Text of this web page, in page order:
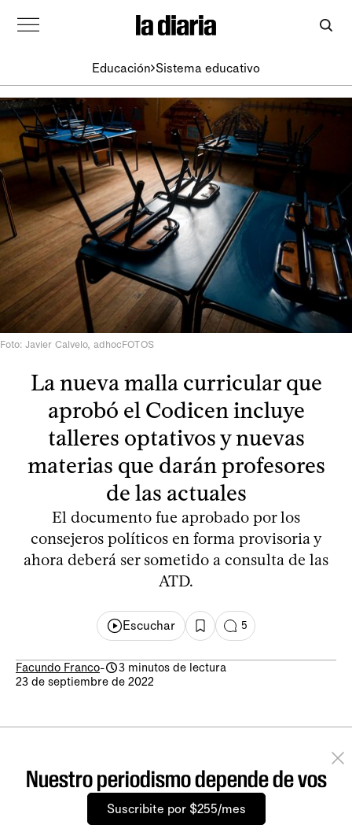
Educación Sistema educativo
Foto: Javier Calvelo, adhocFOTOS
La nueva malla curricular que
aprobó el Codicen incluye
talleres optativos y nuevas
materias que darán profesores
de las actuales
El documento fue aprobado por los
consejeros políticos en forma provisoria y
ahora deberá ser sometido a consulta de las
ATD.
Escuchar 5
Facundo Franco-
3 minutos de lectura
23 de septiembre de 2022
Nuestro periodismo depende de vos
Suscribite por $255/mes